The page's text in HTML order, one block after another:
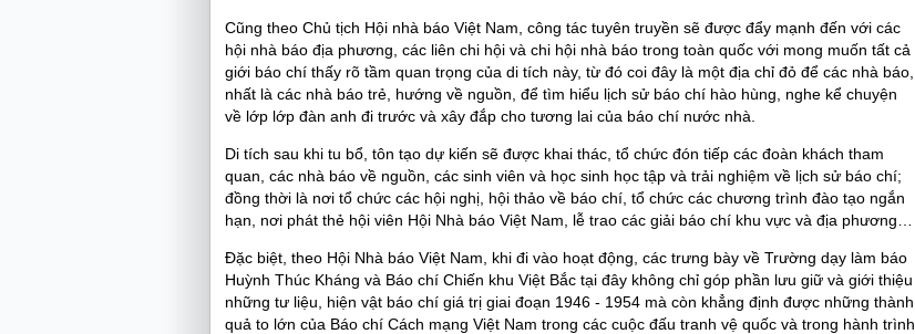
Cũng theo Chủ tịch Hội nhà báo Việt Nam, công tác tuyên truyền sẽ được đẩy mạnh đến với các
hội nhà báo địa phương, các liên chi hội và chi hội nhà báo trong toàn quốc với mong muốn tất cả
giới báo chí thấy rõ tầm quan trọng của di tích này, từ đó coi đây là một địa chỉ đỏ để các nhà báo,
nhất là các nhà báo trẻ, hướng về nguồn, để tìm hiểu lịch sử báo chí hào hùng, nghe kể chuyện
về lớp lớp đàn anh đi trước và xây đắp cho tương lai của báo chí nước nhà.
Di tích sau khi tu bổ, tôn tạo dự kiến sẽ được khai thác, tổ chức đón tiếp các đoàn khách tham
quan, các nhà báo về nguồn, các sinh viên và học sinh học tập và trải nghiệm về lịch sử báo chí;
đồng thời là nơi tổ chức các hội nghị, hội thảo về báo chí, tổ chức các chương trình đào tạo ngắn
hạn, nơi phát thẻ hội viên Hội Nhà báo Việt Nam, lễ trao các giải báo chí khu vực và địa phương…
Đặc biệt, theo Hội Nhà báo Việt Nam, khi đi vào hoạt động, các trưng bày về Trường dạy làm báo
Huỳnh Thúc Kháng và Báo chí Chiến khu Việt Bắc tại đây không chỉ góp phần lưu giữ và giới thiệu
những tư liệu, hiện vật báo chí giá trị giai đoạn 1946 - 1954 mà còn khẳng định được những thành
quả to lớn của Báo chí Cách mạng Việt Nam trong các cuộc đấu tranh vệ quốc và trong hành trình